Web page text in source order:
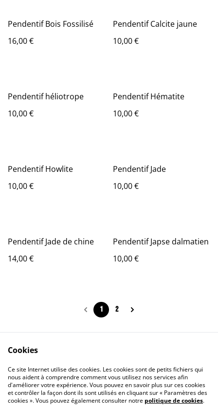
Pendentif Bois Fossilisé
16,00 €
Pendentif Calcite jaune
10,00 €
Pendentif héliotrope
10,00 €
Pendentif Hématite
10,00 €
Pendentif Howlite
10,00 €
Pendentif Jade
10,00 €
Pendentif Jade de chine
14,00 €
Pendentif Japse dalmatien
10,00 €
1 2
Contact Us
Legal Terms
Privacy Policy
Cookie Policy
Cookies
Ce site Internet utilise des cookies. Les cookies sont de petits fichiers qui
nous aident à comprendre comment vous utilisez nos services afin
d'améliorer votre expérience. Vous pouvez en savoir plus sur ces cookies
et contrôler la façon dont ils sont utilisés en cliquant sur « Paramètres des
cookies ». Vous pouvez également consulter notre politique de cookies.